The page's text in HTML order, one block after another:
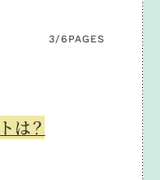
3/6 PAGES
は？